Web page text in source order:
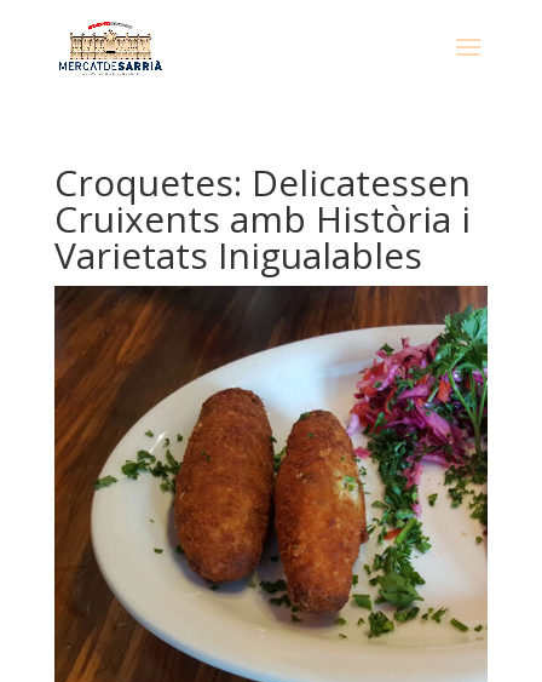
Croquetes: Delicatessen
Cruixents amb Història i
Varietats Inigualables